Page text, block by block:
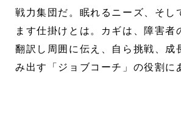
戦力集団だ。眠れるニーズ、そし
ます仕掛けとは。カギは、障害者
翻訳し周囲に伝え、自ら挑戦、成
み出す「ジョブコーチ」の役割に